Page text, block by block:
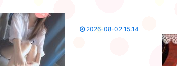
2026-08-02 15:14